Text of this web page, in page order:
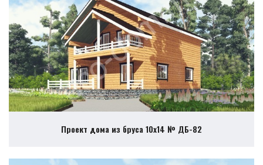
Проект дома из бруса 10х14 № ДБ-82